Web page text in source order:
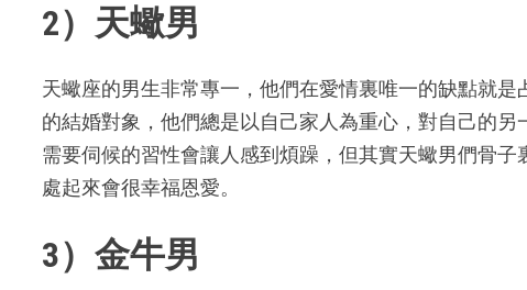
2）天蠍男
天蠍座的男生非常專一，他們在愛情裏唯一的缺點就
的結婚對象，他們總是以自己家人為重心，對自己的
需要伺候的習性會讓人感到煩躁，但其實天蠍男們骨
處起來會很幸福恩愛。
3）金牛男